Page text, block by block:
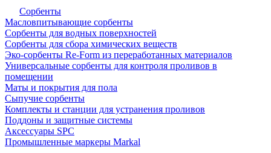
Сорбенты
Масловпитывающие сорбенты
Сорбенты для водных поверхностей
Сорбенты для сбора химических веществ
Эко-сорбенты Re-Form из переработанных материалов
Универсальные сорбенты для контроля проливов в
помещении
Маты и покрытия для пола
Сыпучие сорбенты
Комплекты и станции для устранения проливов
Поддоны и защитные системы
Аксессуары SPC
Промышленные маркеры Markal